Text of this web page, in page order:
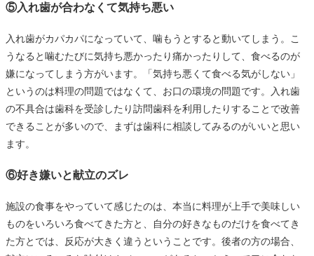
⑤入れ歯が合わなくて気持ち悪い
入れ歯がカパカパになっていて、噛もうとすると動いてしまう。こ
うなると噛むたびに気持ち悪かったり痛かったりして、食べるのが
嫌になってしまう方がいます。「気持ち悪くて食べる気がしない」
というのは料理の問題ではなくて、お口の環境の問題です。入れ歯
の不具合は歯科を受診したり訪問歯科を利用したりすることで改善
できることが多いので、まずは歯科に相談してみるのがいいと思い
ます。
⑥好き嫌いと献立のズレ
施設の食事をやっていて感じたのは、本当に料理が上手で美味しい
ものをいろいろ食べてきた方と、自分の好きなものだけを食べてき
た方とでは、反応が大きく違うということです。後者の方の場合、